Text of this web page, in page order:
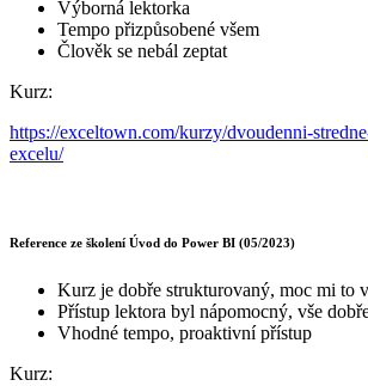
Výborná lektorka
Tempo přizpůsobené všem
Člověk se nebál zeptat
Kurz:
https://exceltown.com/kurzy/dvoudenni-
excelu/
Reference ze školení Úvod do Power BI (05/2023)
Kurz je dobře strukturovaný, moc mi to
Přístup lektora byl nápomocný, vše
Vhodné tempo, proaktivní přístup
Kurz: